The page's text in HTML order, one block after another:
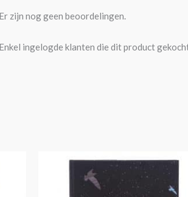
Er zijn nog geen beoordelingen.
Enkel ingelogde klanten die dit product